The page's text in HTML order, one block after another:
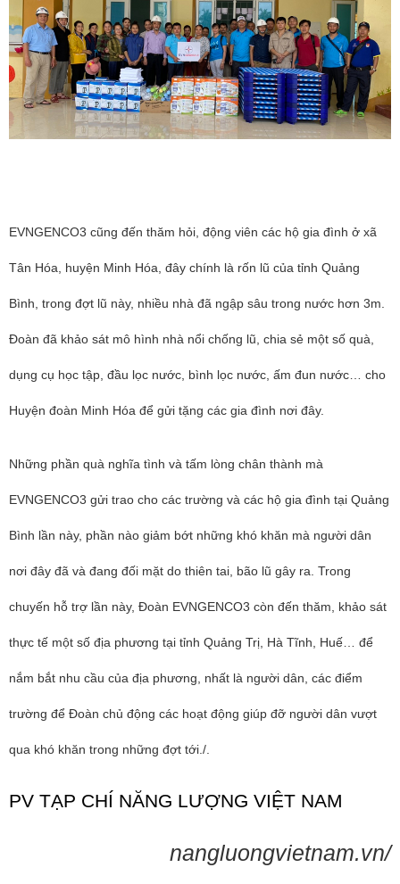
EVNGENCO3 cũng đến thăm hỏi, động viên các hộ gia đình ở xã
Tân Hóa, huyện Minh Hóa, đây chính là rốn lũ của tỉnh Quảng
Bình, trong đợt lũ này, nhiều nhà đã ngập sâu trong nước hơn 3m.
Đoàn đã khảo sát mô hình nhà nổi chống lũ, chia sẻ một số quà,
dụng cụ học tập, đầu lọc nước, bình lọc nước, ấm đun nước… cho
Huyện đoàn Minh Hóa để gửi tặng các gia đình nơi đây.
Những phần quà nghĩa tình và tấm lòng chân thành mà
EVNGENCO3 gửi trao cho các trường và các hộ gia đình tại Quảng
Bình lần này, phần nào giảm bớt những khó khăn mà người dân
nơi đây đã và đang đối mặt do thiên tai, bão lũ gây ra. Trong
chuyến hỗ trợ lần này, Đoàn EVNGENCO3 còn đến thăm, khảo sát
thực tế một số địa phương tại tỉnh Quảng Trị, Hà Tĩnh, Huế… để
nắm bắt nhu cầu của địa phương, nhất là người dân, các điểm
trường để Đoàn chủ động các hoạt động giúp đỡ người dân vượt
qua khó khăn trong những đợt tới./.
PV TẠP CHÍ NĂNG LƯỢNG VIỆT NAM
nangluongvietnam.vn/